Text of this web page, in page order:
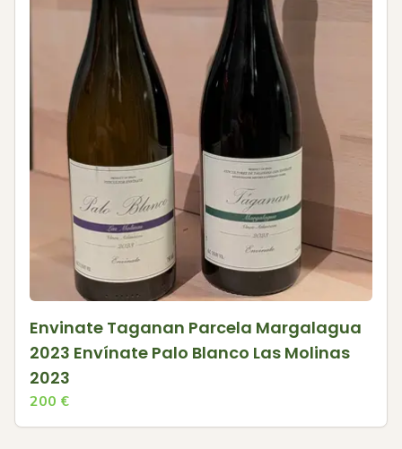
Envinate Taganan Parcela Margalagua
2023 Envínate Palo Blanco Las Molinas
2023
200 €